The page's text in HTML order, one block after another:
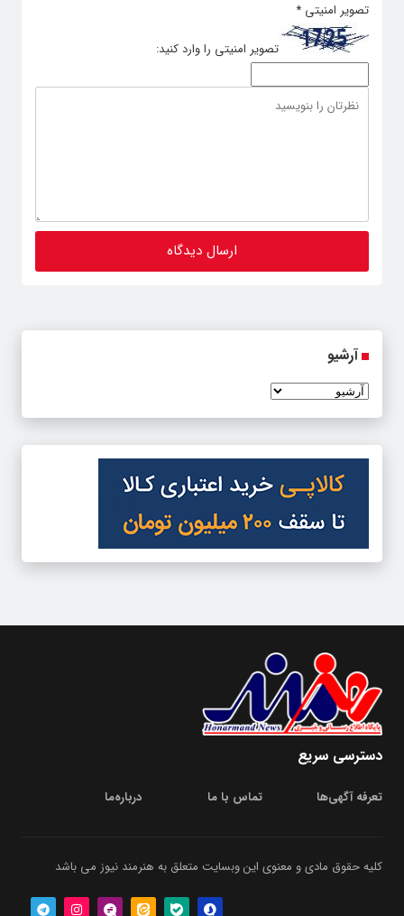
تصویر امنیتی *
تصویر امنیتی را وارد کنید:
آرشیو
دسترسی سریع
تعرفه آگهی‌ها تماس با ما درباره‌‌ما
کلیه حقوق مادی و معنوی این وبسایت متعلق به هنرمند نیوز می باشد